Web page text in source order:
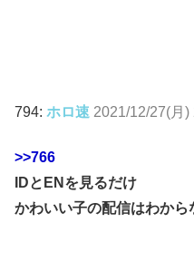
794: ホロ速 2021/12/27(月
>>766
IDとENを見るだけ
かわいい子の配信はわから